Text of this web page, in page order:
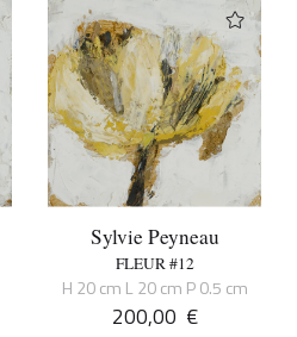
Sylvie Peyneau
FLEUR #12
H 20 cm L 20 cm P 0.5 cm
200,00 €